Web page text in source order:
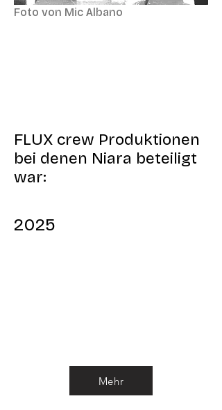
Foto von Mic Albano
FLUX crew Produktionen
bei denen Niara beteiligt
war:
2025
Mehr